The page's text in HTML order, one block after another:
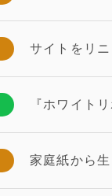
サイトをリ
『ホワイト
家庭紙から